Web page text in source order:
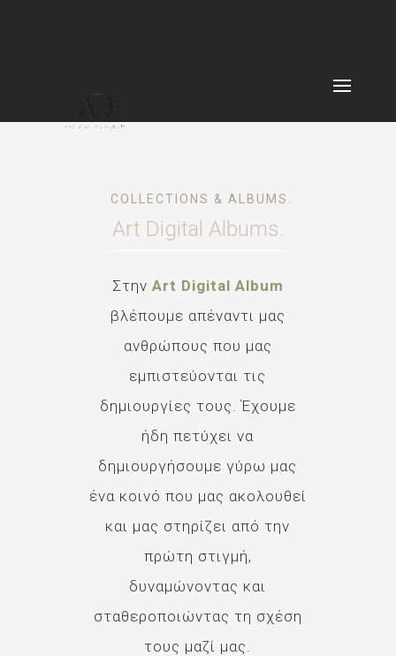
COLLECTIONS & ALBUMS.
Art Digital Albums.
Στην Art Digital Album
βλέπουμε απέναντι μας
ανθρώπους που μας
εμπιστεύονται τις
δημιουργίες τους. Έχουμε
ήδη πετύχει να
δημιουργήσουμε γύρω μας
ένα κοινό που μας ακολουθεί
και μας στηρίζει από την
πρώτη στιγμή,
δυναμώνοντας και
σταθεροποιώντας τη σχέση
τους μαζί μας.